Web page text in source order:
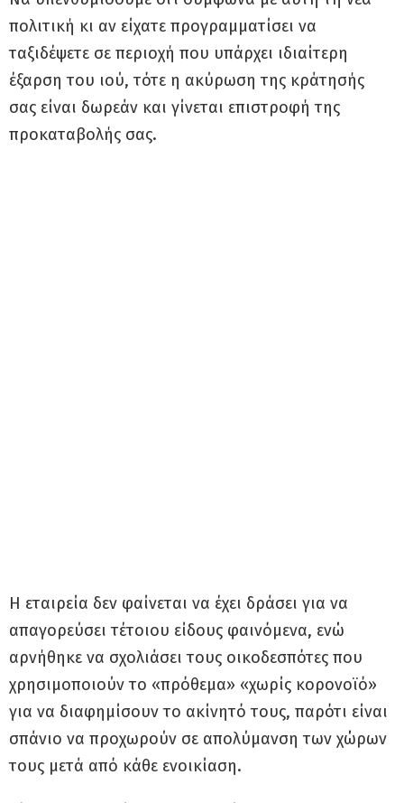
πολιτική κι αν είχατε προγραμματίσει να
ταξιδέψετε σε περιοχή που υπάρχει ιδιαίτερη
έξαρση του ιού, τότε η ακύρωση της κράτησής
σας είναι δωρεάν και γίνεται επιστροφή της
προκαταβολής σας.
Η εταιρεία δεν φαίνεται να έχει δράσει για να
απαγορεύσει τέτοιου είδους φαινόμενα, ενώ
αρνήθηκε να σχολιάσει τους οικοδεσπότες που
χρησιμοποιούν το «πρόθεμα» «χωρίς κορονοϊό»
για να διαφημίσουν το ακίνητό τους, παρότι είναι
σπάνιο να προχωρούν σε απολύμανση των χώρων
τους μετά από κάθε ενοικίαση.